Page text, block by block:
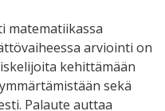
matematiikassa
arviointi on
kehittämään
sekä
Palaute auttaa